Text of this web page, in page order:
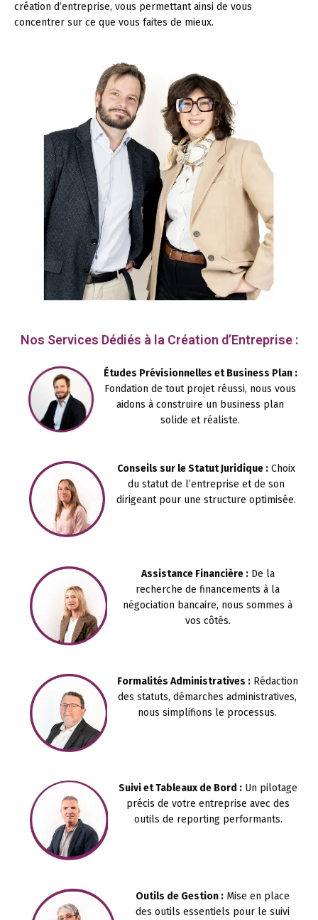
création d’entreprise, vous permettant ainsi de vous
concentrer sur ce que vous faites de mieux.
Nos Services Dédiés à la Création d’Entreprise :
Études Prévisionnelles et Business Plan :
Fondation de tout projet réussi, nous vous
aidons à construire un business plan
solide et réaliste.
Conseils sur le Statut Juridique : Choix
du statut de l’entreprise et de son
dirigeant pour une structure optimisée.
Assistance Financière :De la
recherche de financements à la
négociation bancaire, nous sommes à
vos côtés.
Formalités Administratives :Rédaction
des statuts, démarches administratives,
nous simplifions le processus.
Suivi et Tableaux de Bord : Un pilotage
précis de votre entreprise avec des
outils de reporting performants.
Outils de Gestion :Mise en place
des outils essentiels pour le suivi